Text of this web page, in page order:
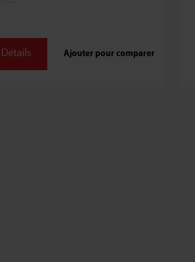
Détails Ajouter pour comparer